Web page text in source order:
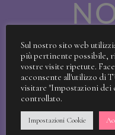
Sul nostro sito web
più pertinente possibile,
vostre visite ripetute.
acconsente all'utilizzo di
visitare "Impostazioni dei
controllato.
Impostazioni Cookie